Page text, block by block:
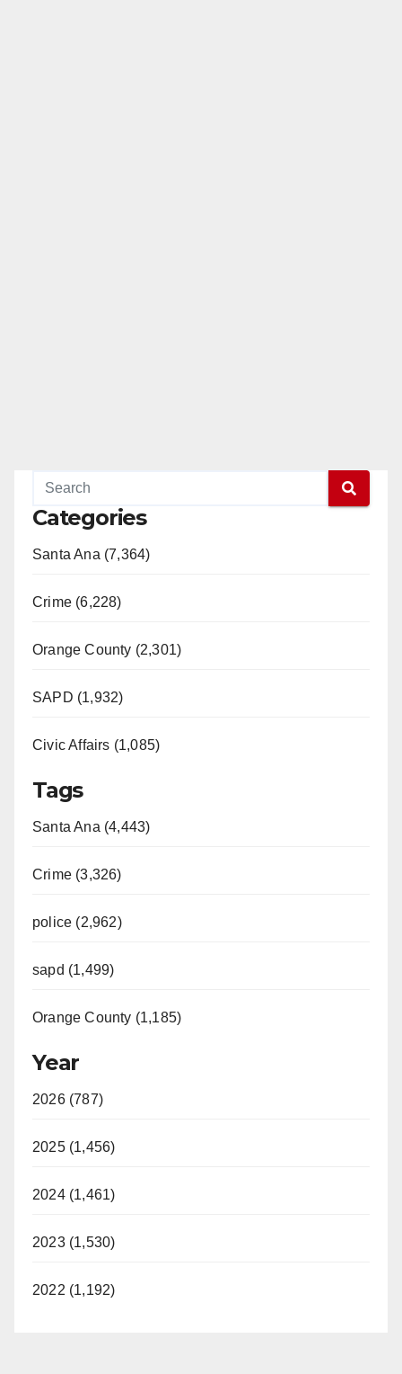
Categories
Santa Ana (7,364)
Crime (6,228)
Orange County (2,301)
SAPD (1,932)
Civic Affairs (1,085)
Tags
Santa Ana (4,443)
Crime (3,326)
police (2,962)
sapd (1,499)
Orange County (1,185)
Year
2026 (787)
2025 (1,456)
2024 (1,461)
2023 (1,530)
2022 (1,192)